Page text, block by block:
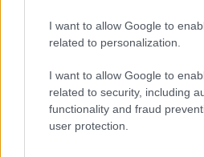
I want to allow Google to
related to personalization.
I want to allow Google to
related to security, including
functionality and fraud
user protection.